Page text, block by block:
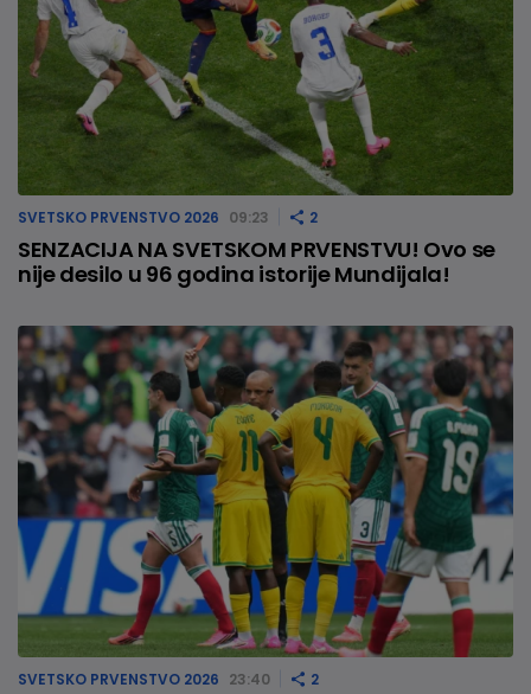
SVETSKO PRVENSTVO 2026 09:23 2
SENZACIJA NA SVETSKOM PRVENSTVU! Ovo se
nije desilo u 96 godina istorije Mundijala!
SVETSKO PRVENSTVO 2026 23:40 2